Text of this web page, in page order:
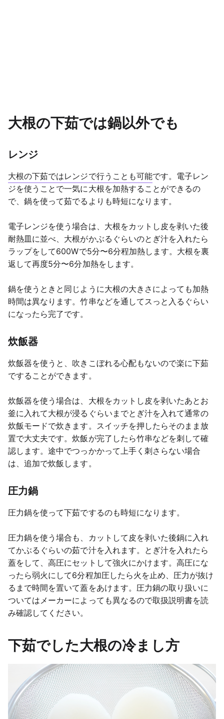
大根の下茹では鍋以外でも
レンジ
大根の下茹ではレンジで行うことも可能です。電子レン
ジを使うことで一気に大根を加熱することができるの
で、鍋を使って茹でるよりも時短になります。
電子レンジを使う場合は、大根をカットし皮を剥いた後
耐熱皿に並べ、大根がかぶるぐらいのとぎ汁を入れたら
ラップをして600Wで5分〜6分程加熱します。大根を裏
返して再度5分〜6分加熱をします。
鍋を使うときと同じように大根の大きさによっても加熱
時間は異なります。竹串などを通してスっと入るぐらい
になったら完了です。
炊飯器
炊飯器を使うと、吹きこぼれる心配もないので楽に下茹
ですることができます。
炊飯器を使う場合は、大根をカットし皮を剥いたあとお
釜に入れて大根が浸るぐらいまでとぎ汁を入れて通常の
炊飯モードで炊きます。スイッチを押したらそのまま放
置で大丈夫です。炊飯が完了したら竹串などを刺して確
認します。途中でつっかかって上手く刺さらない場合
は、追加で炊飯します。
圧力鍋
圧力鍋を使って下茹でするのも時短になります。
圧力鍋を使う場合も、カットして皮を剥いた後鍋に入れ
てかぶるぐらいの茹で汁を入れます。とぎ汁を入れたら
蓋をして、高圧にセットして強火にかけます。高圧にな
ったら弱火にして6分程加圧したら火を止め、圧力が抜け
るまで時間を置いて蓋をあけます。圧力鍋の取り扱いに
ついてはメーカーによっても異なるので取扱説明書を読
み確認してください。
下茹でした大根の冷まし方